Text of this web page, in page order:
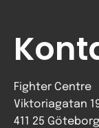
Fighter Centre
Viktoriagatan
411 25 Göteborg